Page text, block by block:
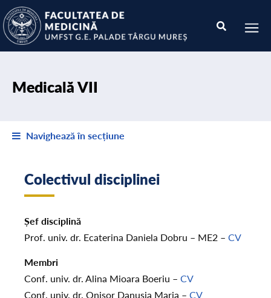
Medicală VII
Navighează în secțiune
Colectivul disciplinei
Șef disciplină
Prof. univ. dr. Ecaterina Daniela Dobru – ME2 – CV
Membri
Conf. univ. dr. Alina Mioara Boeriu – CV
Conf. univ. dr. Onișor Danusia Maria – CV